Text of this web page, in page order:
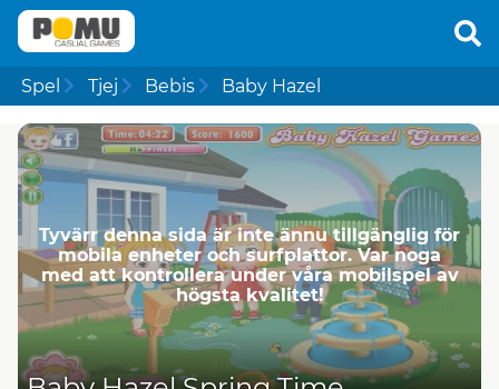
Spel Tjej Bebis Baby Hazel
Tyvärr denna sida är inte ännu tillgänglig för
mobila enheter och surfplattor. Var noga
med att kontrollera under våra mobilspel av
högsta kvalitet!